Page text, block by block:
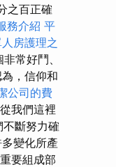
之百正確
務介紹 平
房護理之
常好鬥、
，信仰和
公司的費
我們這裡
不斷努力確
變化所產
要組成部